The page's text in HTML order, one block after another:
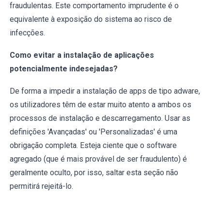
fraudulentas. Este comportamento imprudente é o
equivalente à exposição do sistema ao risco de
infecções.
Como evitar a instalação de aplicações
potencialmente indesejadas?
De forma a impedir a instalação de apps de tipo adware,
os utilizadores têm de estar muito atento a ambos os
processos de instalação e descarregamento. Usar as
definições 'Avançadas' ou 'Personalizadas' é uma
obrigação completa. Esteja ciente que o software
agregado (que é mais provável de ser fraudulento) é
geralmente oculto, por isso, saltar esta seção não
permitirá rejeitá-lo.